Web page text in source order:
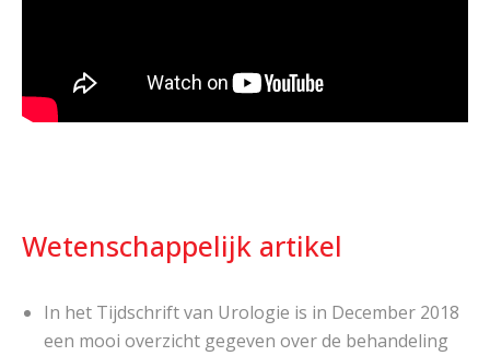
Wetenschappelijk artikel
In het Tijdschrift van Urologie is in December 2018
een mooi overzicht gegeven over de behandeling